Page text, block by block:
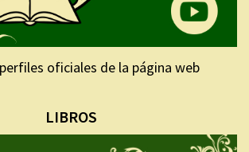
oficiales de la página web
LIBROS